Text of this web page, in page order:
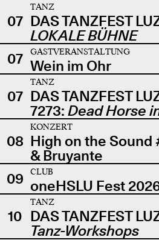
07
TANZ
DAS TANZFEST
LOKALE BÜHNE
07
GASTVERANSTALTUNG
Wein im Ohr
07
TANZ
DAS TANZFEST
7273: Dead Horse
08
KONZERT
High on the Sound
& Bruyante
09
CLUB
oneHSLU Fest
10
TANZ
DAS TANZFEST
Tanz-Workshops